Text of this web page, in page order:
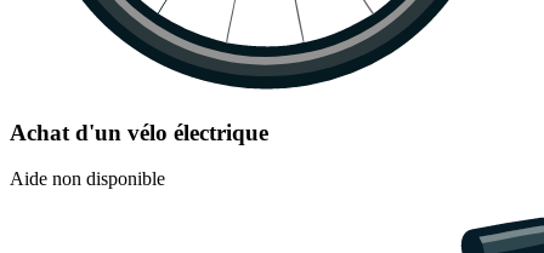
Achat d'un vélo électrique
Aide non disponible